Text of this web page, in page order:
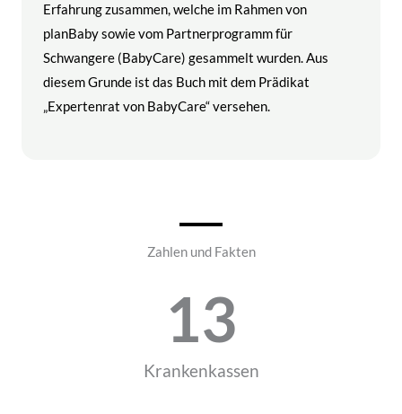
Erfahrung zusammen, welche im Rahmen von
planBaby sowie vom Partnerprogramm für
Schwangere (BabyCare) gesammelt wurden. Aus
diesem Grunde ist das Buch mit dem Prädikat
„Expertenrat von BabyCare“ versehen.
Zahlen und Fakten
Krankenkassen
13